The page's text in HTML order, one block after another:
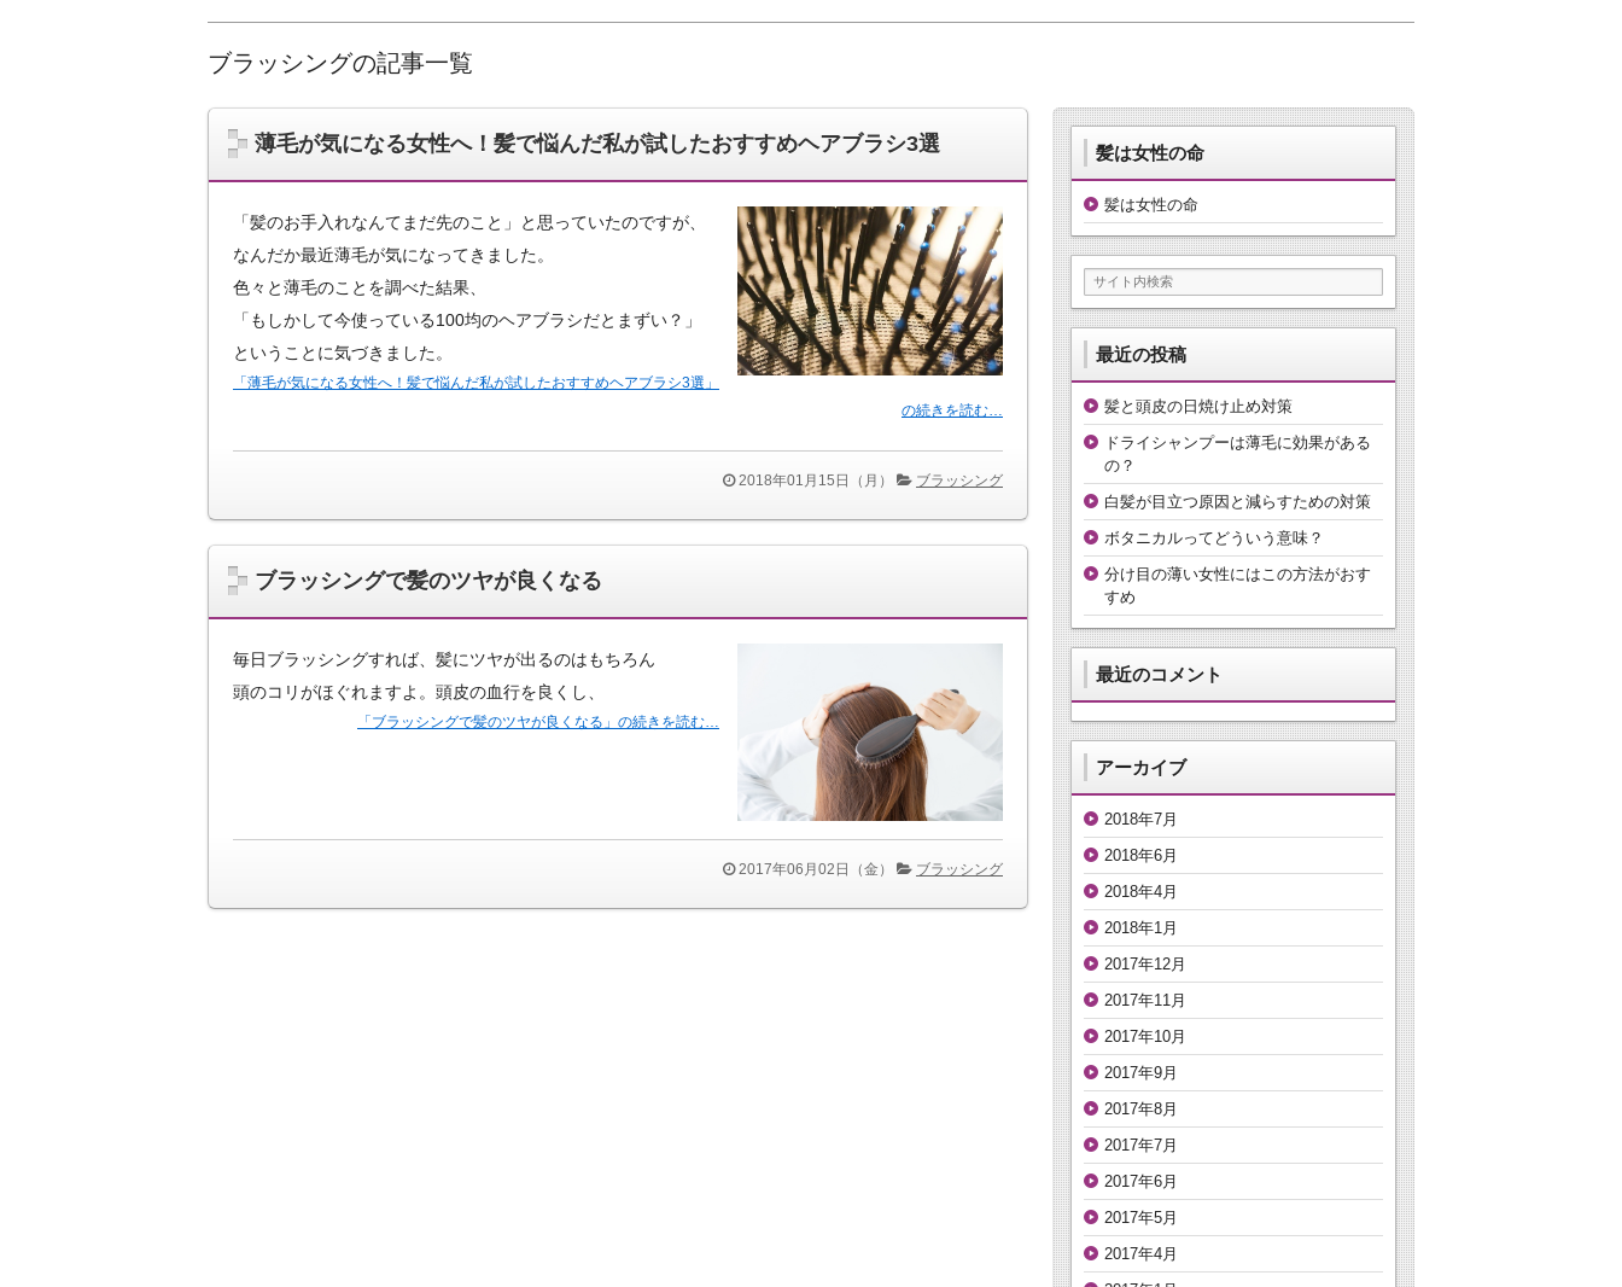
ブラッシングの記事一覧
薄毛が気になる女性へ！髪で悩んだ私が試したおすすめヘアブラシ3選
「髪のお手入れなんてまだ先のこと」と思っていたのですが、
なんだか最近薄毛が気になってきました。
色々と薄毛のことを調べた結果、
「もしかして今使っている100均のヘアブラシだとまずい？」
ということに気づきました。
「薄毛が気になる女性へ！髪で悩んだ私が試したおすすめヘアブラシ3選」
の続きを読む…
2018年01月15日（月） ブラッシング
ブラッシングで髪のツヤが良くなる
毎日ブラッシングすれば、髪にツヤが出るのはもちろん
頭のコリがほぐれますよ。頭皮の血行を良くし、
「ブラッシングで髪のツヤが良くなる」の続きを読む…
2017年06月02日（金） ブラッシング
髪は女性の命
髪は女性の命
最近の投稿
髪と頭皮の日焼け止め対策
ドライシャンプーは薄毛に効果がある
の？
白髪が目立つ原因と減らすための対策
ボタニカルってどういう意味？
分け目の薄い女性にはこの方法がおす
すめ
最近のコメント
アーカイブ
2018年7月
2018年6月
2018年4月
2018年1月
2017年12月
2017年11月
2017年10月
2017年9月
2017年8月
2017年7月
2017年6月
2017年5月
2017年4月